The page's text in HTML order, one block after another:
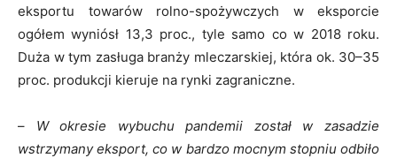
eksportu towarów rolno-spożywczych w eksporcie
ogółem wyniósł 13,3 proc., tyle samo co w 2018 roku.
Duża w tym zasługa branży mleczarskiej, która ok. 30–35
proc. produkcji kieruje na rynki zagraniczne.
– W okresie wybuchu pandemii został w zasadzie
wstrzymany eksport, co w bardzo mocnym stopniu odbiło